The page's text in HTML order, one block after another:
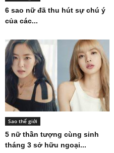
6 sao nữ đã thu hút sự chú ý
của các...
Sao thế giới
5 nữ thần tượng cùng sinh
tháng 3 sở hữu ngoại...